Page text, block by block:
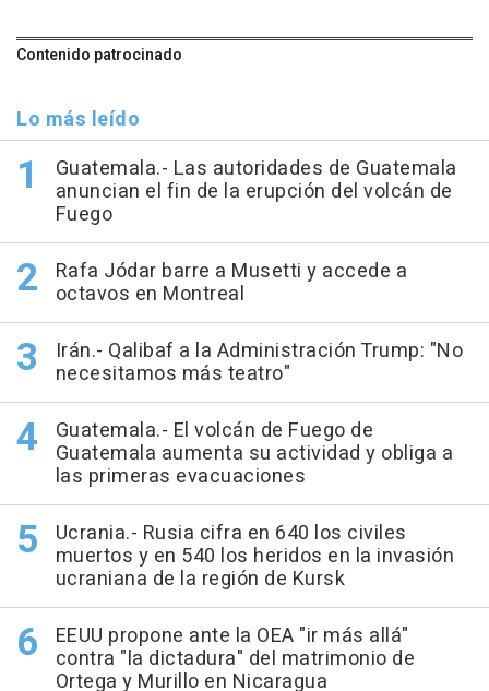
Contenido patrocinado
Lo más leído
Guatemala.- Las autoridades de Guatemala
anuncian el fin de la erupción del volcán de
Fuego
Rafa Jódar barre a Musetti y accede a
octavos en Montreal
Irán.- Qalibaf a la Administración Trump: "No
necesitamos más teatro"
Guatemala.- El volcán de Fuego de
Guatemala aumenta su actividad y obliga a
las primeras evacuaciones
Ucrania.- Rusia cifra en 640 los civiles
muertos y en 540 los heridos en la invasión
ucraniana de la región de Kursk
EEUU propone ante la OEA "ir más allá"
contra "la dictadura" del matrimonio de
Ortega y Murillo en Nicaragua